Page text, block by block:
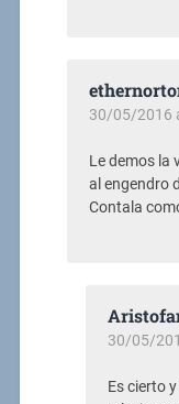
30/05/2016
Le demos la
al engendro
Contala
30/05/
Es cierto